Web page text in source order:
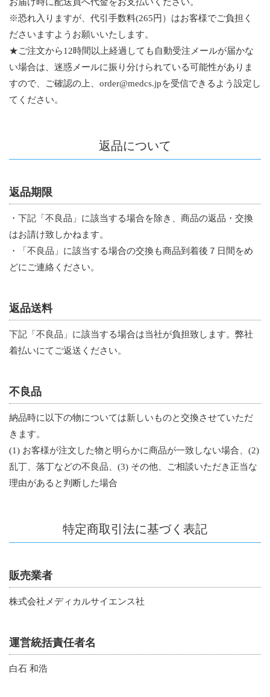
※恐れ入りますが、代引手数料(265円）はお客様でご負担く
ださいますようお願いいたします。
★ご注文から12時間以上経過しても自動受注メールが届かな
い場合は、迷惑メールに振り分けられている可能性がありま
すので、ご確認の上、order@medcs.jpを受信できるよう設定し
てください。
返品について
返品期限
・下記「不良品」に該当する場合を除き、商品の返品・交換
はお請け致しかねます。
・「不良品」に該当する場合の交換も商品到着後７日間をめ
どにご連絡ください。
返品送料
下記「不良品」に該当する場合は当社が負担致します。弊社
着払いにてご返送ください。
不良品
納品時に以下の物については新しいものと交換させていただ
きます。
(1) お客様が注文した物と明らかに商品が一致しない場合、(2)
乱丁、落丁などの不良品、(3) その他、ご相談いただき正当な
理由があると判断した場合
特定商取引法に基づく表記
販売業者
株式会社メディカルサイエンス社
運営統括責任者名
白石 和浩